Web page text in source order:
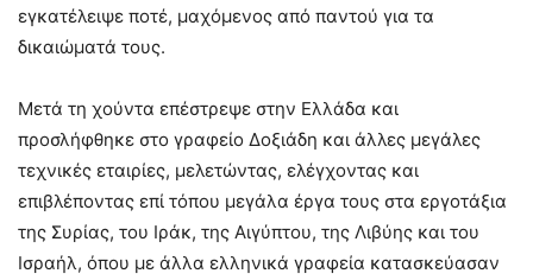
εγκατέλειψε ποτέ, μαχόμενος από παντού για τα
δικαιώματά τους.
Μετά τη χούντα επέστρεψε στην Ελλάδα και
προσλήφθηκε στο γραφείο Δοξιάδη και άλλες μεγάλες
τεχνικές εταιρίες, μελετώντας, ελέγχοντας και
επιβλέποντας επί τόπου μεγάλα έργα τους στα εργοτάξια
της Συρίας, του Ιράκ, της Αιγύπτου, της Λιβύης και του
Ισραήλ, όπου με άλλα ελληνικά γραφεία κατασκεύασαν